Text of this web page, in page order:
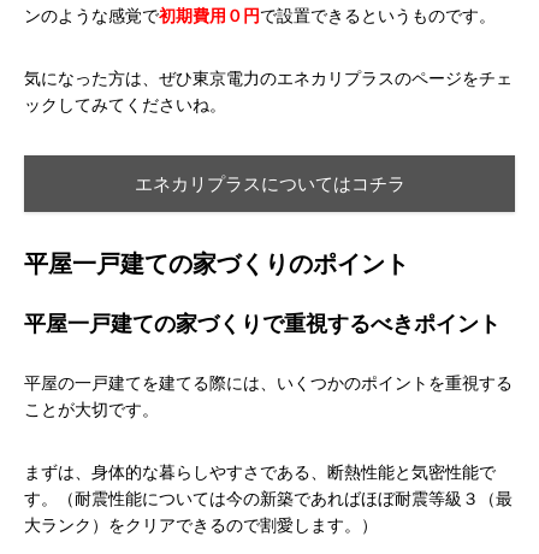
ンのような感覚で初期費用０円で設置できるというものです。
気になった方は、ぜひ東京電力のエネカリプラスのページをチェ
ックしてみてくださいね。
エネカリプラスについてはコチラ
平屋一戸建ての家づくりのポイント
平屋一戸建ての家づくりで重視するべきポイント
平屋の一戸建てを建てる際には、いくつかのポイントを重視する
ことが大切です。
まずは、身体的な暮らしやすさである、断熱性能と気密性能で
す。（耐震性能については今の新築であればほぼ耐震等級３（最
大ランク）をクリアできるので割愛します。）